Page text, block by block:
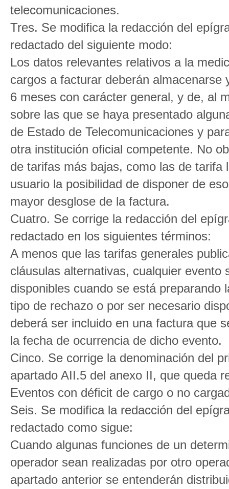
telecomunicaciones.
Tres. Se modifica la redacción del
redactado del siguiente modo:
Los datos relevantes relativos a la
cargos a facturar deberán
6 meses con carácter general, y de, al
sobre las que se haya presentado
de Estado de Telecomunicaciones y
otra institución oficial competente. No
de tarifas más bajas, como las de
usuario la posibilidad de disponer de
mayor desglose de la factura.
Cuatro. Se corrige la redacción del
redactado en los siguientes términos:
A menos que las tarifas generales
cláusulas alternativas, cualquier
disponibles cuando se está
tipo de rechazo o por ser necesario
deberá ser incluido en una factura que
la fecha de ocurrencia de dicho evento.
Cinco. Se corrige la denominación del
apartado AII.5 del anexo II, que queda
Eventos con déficit de cargo o no
Seis. Se modifica la redacción del
redactado como sigue:
Cuando algunas funciones de un
operador sean realizadas por otro
apartado anterior se entenderán